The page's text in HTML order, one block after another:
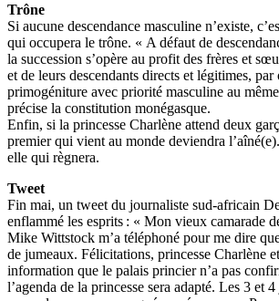
Trône
Si aucune descendance masculine n’existe,
qui occupera le trône. « A défaut de
la succession s’opère au profit des frères et
et de leurs descendants directs et légitimes, par
primogéniture avec priorité masculine au
précise la constitution monégasque.
Enfin, si la princesse Charlène attend deux
premier qui vient au monde deviendra
elle qui règnera.
Tweet
Fin mai, un tweet du journaliste sud-africain
enflammé les esprits : « Mon vieux camarade
Mike Wittstock m’a téléphoné pour me dire
de jumeaux. Félicitations, princesse Charlène
information que le palais princier n’a pas
l’agenda de la princesse sera adapté. Les 3 et